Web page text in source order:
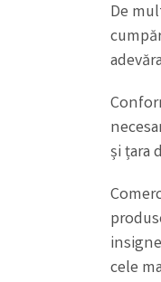
De
și țara
cele